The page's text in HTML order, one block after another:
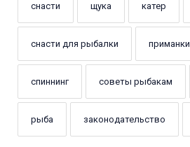
снасти щука катер
снасти для рыбалки приманки
спиннинг советы рыбакам
рыба законодательство